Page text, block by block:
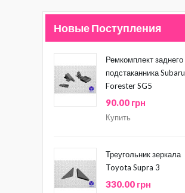
Новые Поступления
Ремкомплект заднего
подстаканника Subaru
Forester SG5
90.00 грн
Купить
Треугольник зеркала
Toyota Supra 3
330.00 грн